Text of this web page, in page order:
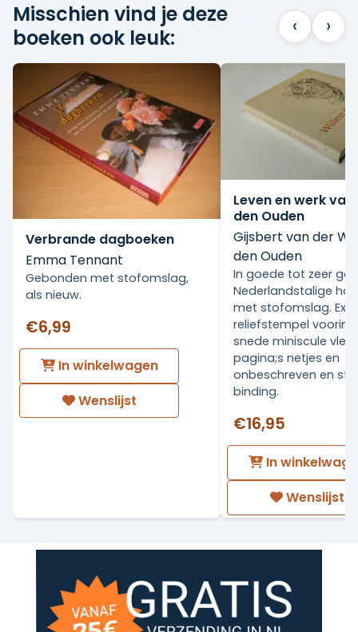
Misschien vind je deze
boeken ook leuk:
‹ ›
Verbrande dagboeken
Emma Tennant
Gebonden met stofomslag,
als nieuw.
€6,99
In winkelwagen
Wenslijst
Leven en werk van
den Ouden
Gijsbert van der
den Ouden
In goede tot zeer
Nederlandstalige
met stofomslag. Ex
reliefstempel voorin.
snede miniscule
pagina;s netjes en
onbeschreven en
binding.
€16,95
In
Wenslijst